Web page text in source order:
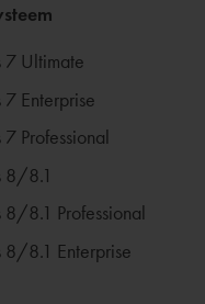
Ultimate
Enterprise
Professional
8/8.1
8.1 Professional
8/8.1 Enterprise